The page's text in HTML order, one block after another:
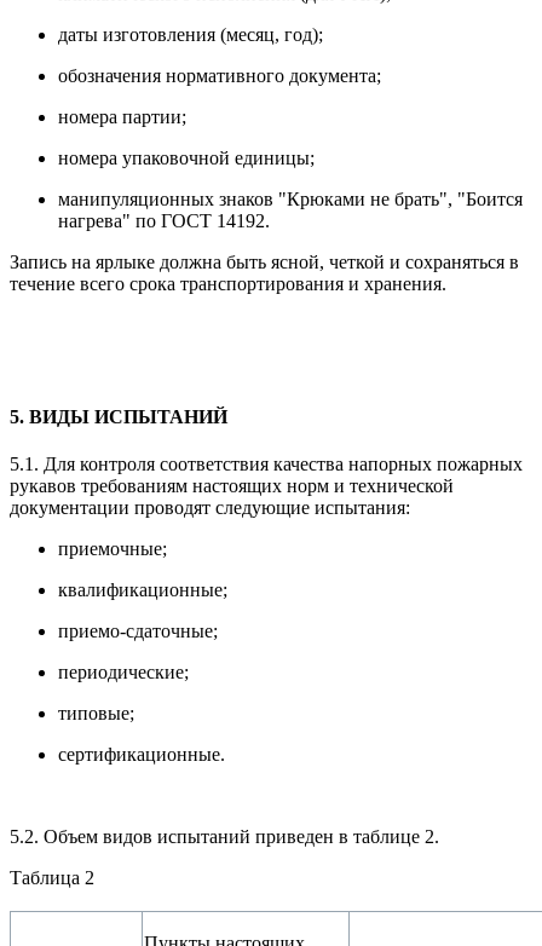
даты изготовления (месяц, год);
обозначения нормативного документа;
номера партии;
номера упаковочной единицы;
манипуляционных знаков "Крюками не брать", "Боится
нагрева" по ГОСТ 14192.
Запись на ярлыке должна быть ясной, четкой и сохраняться в
течение всего срока транспортирования и хранения.
5. ВИДЫ ИСПЫТАНИЙ
5.1. Для контроля соответствия качества напорных пожарных
рукавов требованиям настоящих норм и технической
документации проводят следующие испытания:
приемочные;
квалификационные;
приемо-сдаточные;
периодические;
типовые;
сертификационные.
5.2. Объем видов испытаний приведен в таблице 2.
Таблица 2